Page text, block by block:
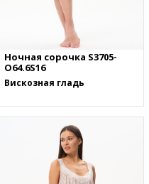
Ночная сорочка S3705-
O64.6S16
Вискозная гладь